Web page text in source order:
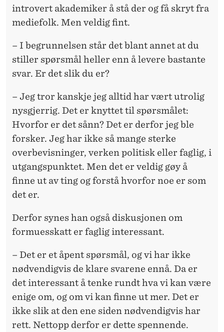
introvert akademiker å stå der og få skryt fra
mediefolk. Men veldig fint.
– I begrunnelsen står det blant annet at du
stiller spørsmål heller enn å levere bastante
svar. Er det slik du er?
– Jeg tror kanskje jeg alltid har vært utrolig
nysgjerrig. Det er knyttet til spørsmålet:
Hvorfor er det sånn? Det er derfor jeg ble
forsker. Jeg har ikke så mange sterke
overbevisninger, verken politisk eller faglig, i
utgangspunktet. Men det er veldig gøy å
finne ut av ting og forstå hvorfor noe er som
det er.
Derfor synes han også diskusjonen om
formuesskatt er faglig interessant.
– Det er et åpent spørsmål, og vi har ikke
nødvendigvis de klare svarene ennå. Da er
det interessant å tenke rundt hva vi kan være
enige om, og om vi kan finne ut mer. Det er
ikke slik at den ene siden nødvendigvis har
rett. Nettopp derfor er dette spennende.